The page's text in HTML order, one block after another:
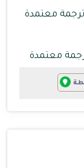
معتمدة
معتمدة